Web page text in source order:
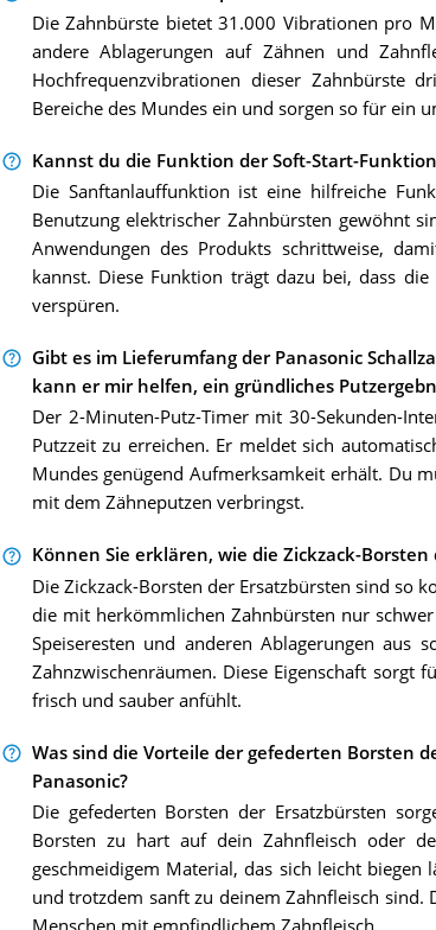
Die Zahnbürste bietet 31.000 Vibrationen pro
andere Ablagerungen auf Zähnen und
Hochfrequenzvibrationen dieser Zahnbürste
Bereiche des Mundes ein und sorgen so für ein
Kannst du die Funktion der Soft-Start-
Die Sanftanlauffunktion ist eine hilfreiche
Benutzung elektrischer Zahnbürsten gewöhnt
Anwendungen des Produkts schrittweise,
kannst. Diese Funktion trägt dazu bei, dass
verspüren.
Gibt es im Lieferumfang der Panasonic
kann er mir helfen, ein gründliches
Der 2-Minuten-Putz-Timer mit 30-Sekunden-
Putzzeit zu erreichen. Er meldet sich
Mundes genügend Aufmerksamkeit erhält. Du
mit dem Zähneputzen verbringst.
Können Sie erklären, wie die Zickzack-
Die Zickzack-Borsten der Ersatzbürsten sind so
die mit herkömmlichen Zahnbürsten nur
Speiseresten und anderen Ablagerungen aus
Zahnzwischenräumen. Diese Eigenschaft sorgt
frisch und sauber anfühlt.
Was sind die Vorteile der gefederten Borsten
Panasonic?
Die gefederten Borsten der Ersatzbürsten
Borsten zu hart auf dein Zahnfleisch oder
geschmeidigem Material, das sich leicht
und trotzdem sanft zu deinem Zahnfleisch sind.